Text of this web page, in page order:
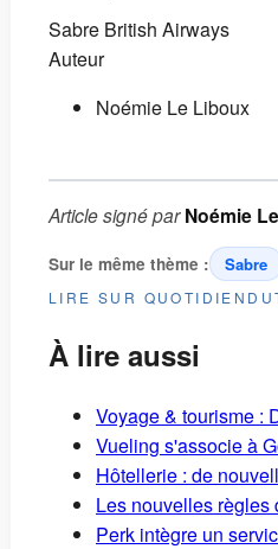
Sabre British Airways
Auteur
Noémie Le Liboux
Article signé parNoémie
Sur le même thème : Sabre
LIRE SUR
À lire aussi
Voyage & tourisme :
Vueling s'associe à
Hôtellerie : de
Les nouvelles règles
Perk intègre un